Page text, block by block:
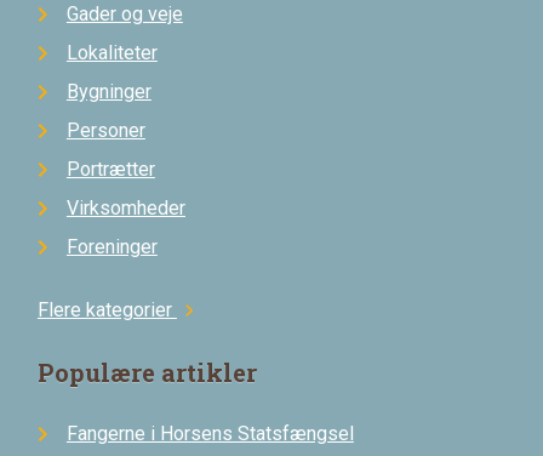
Gader og veje
Lokaliteter
Bygninger
Personer
Portrætter
Virksomheder
Foreninger
Flere kategorier chevron_right
Populære artikler
Fangerne i Horsens Statsfængsel